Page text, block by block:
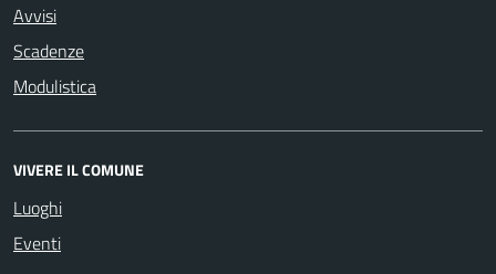
Avvisi
Scadenze
Modulistica
VIVERE IL COMUNE
Luoghi
Eventi